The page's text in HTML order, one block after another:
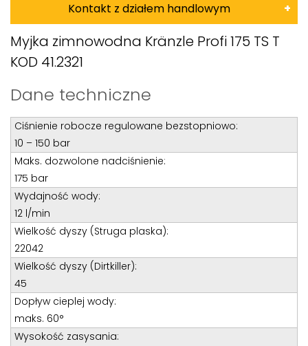
Kontakt z działem handlowym
Damian Korkus
Teren całego kraju
Kom:+48 601 750 464
E-mail:damiankorkus@wobis.pl
Tomasz Bochenek
Teren całego kraju
Specjalista d/s sprzedaż maszyn i urządzeń
Tel: 32 275 32 26 wew. 21
Kom:+48 605 910 179
E-mail:
Myjka zimnowodna Kränzle Profi 175 TS T
KOD 41.2321
Dane techniczne
Ciśnienie robocze regulowane bezstopniowo:
10 – 150 bar
Maks. dozwolone nadciśnienie:
175 bar
Wydajność wody:
12 l/min
Wielkość dyszy (Struga plaska):
22042
Wielkość dyszy (Dirtkiller):
45
Dopływ cieplej wody:
maks. 60°
Wysokość zasysania: